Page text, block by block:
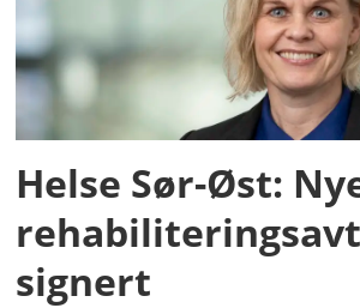
Helse Sør-Øst:
signert